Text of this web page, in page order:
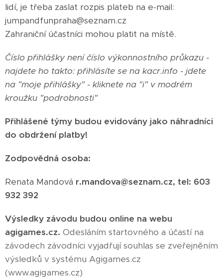
lidí, je třeba zaslat rozpis plateb na e-mail:
jumpandfunpraha@seznam.cz
Zahraniční účastníci mohou platit na místě.
Číslo přihlášky není číslo výkonnostního průkazu -
najdete ho takto: přihlásíte se na kacr.info - jdete
na "moje přihlášky" - kliknete na "i" v modrém
kroužku "podrobnosti"
Přihlášené týmy budou evidovány jako náhradníci
do obdržení platby!
Zodpovědná osoba:
Renata Mandová r.mandova@seznam.cz, tel: 603
932 392
Výsledky závodu budou online na webu
agigames.cz. Odesláním startovného a účastí na
závodech závodníci vyjadřují souhlas se zveřejněním
výsledků v systému Agigames.cz
(www.agigames.cz)